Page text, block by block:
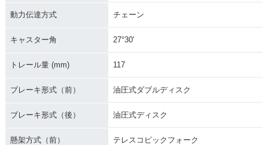
動力伝達方式 チェーン
キャスター角 27°30′
トレール量 (mm) 117
ブレーキ形式（前） 油圧式ダブルディスク
ブレーキ形式（後） 油圧式ディスク
懸架方式（前） テレスコピックフォーク